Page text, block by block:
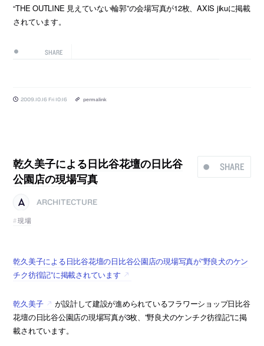
“THE OUTLINE 見えていない輪郭”の会場写真が12枚、AXIS jikuに掲載
されています。
SHARE
2009.10.16 Fri 10:16 permalink
SHARE
乾久美子による日比谷花壇の日比谷
公園店の現場写真
ARCHITECTURE
現場
乾久美子による日比谷花壇の日比谷公園店の現場写真が”野良犬のケン
チク彷徨記”に掲載されています
乾久美子
が設計して建設が進められているフラワーショップ日比谷
花壇の日比谷公園店の現場写真が3枚、”野良犬のケンチク彷徨記”に掲
載されています。